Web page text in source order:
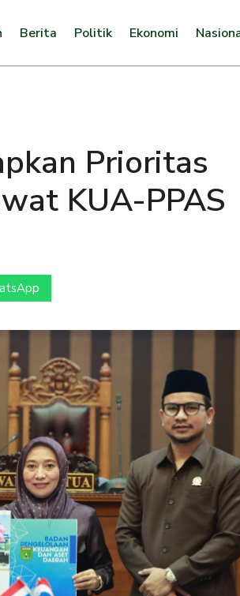
Berita Politik Ekonomi
Prioritas
KUA-PPAS